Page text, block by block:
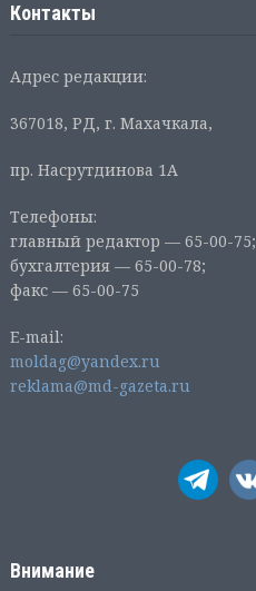
Контакты
Адрес редакции:
367018, РД, г. Махачкала,
пр. Насрутдинова 1А
Телефоны:
главный редактор — 65-00-75;
бухгалтерия — 65-00-78;
факс — 65-00-75
E-mail:
moldag@yandex.ru
reklama@md-gazeta.ru
Внимание